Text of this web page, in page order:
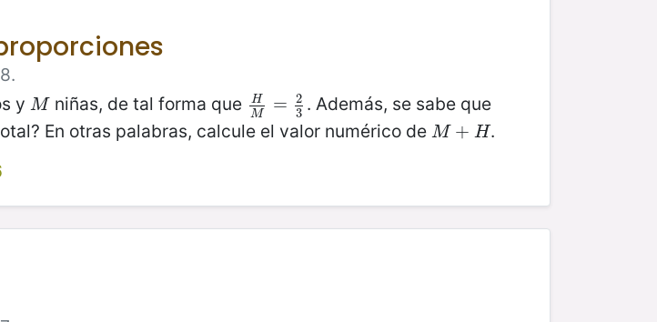
y M
M niñas, de tal forma que
H
M
= 2
3
HM= 23. Además, se sabe que
En otras palabras, calcule el valor numérico de M + H
M+H
.